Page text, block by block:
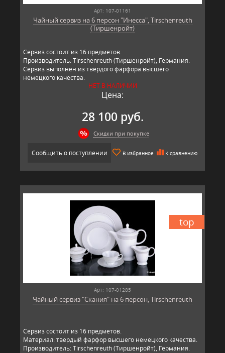
Арт: 107-01161
Чайный сервиз на 6 персон "Инесса", Tirschenreuth
(Тиршенройт)
Сервиз состоит из 16 предметов.
Производитель: Tirschenreuth (Тиршенройт), Германия.
Сервиз выполнен из твердого фарфора высшего
немецкого качества.
НЕТ В НАЛИЧИИ
Цена:
28 100 руб.
Скидки при покупке
Сообщить о поступлении В избранное К сравнению
top
Арт: 107-01285
Чайный сервиз "Скания" на 6 персон, Tirschenreuth
Сервиз состоит из 16 предметов.
Материал: твердый фарфор высшего немецкого качества.
Производитель: Tirschenreuth (Тиршенройт), Германия.